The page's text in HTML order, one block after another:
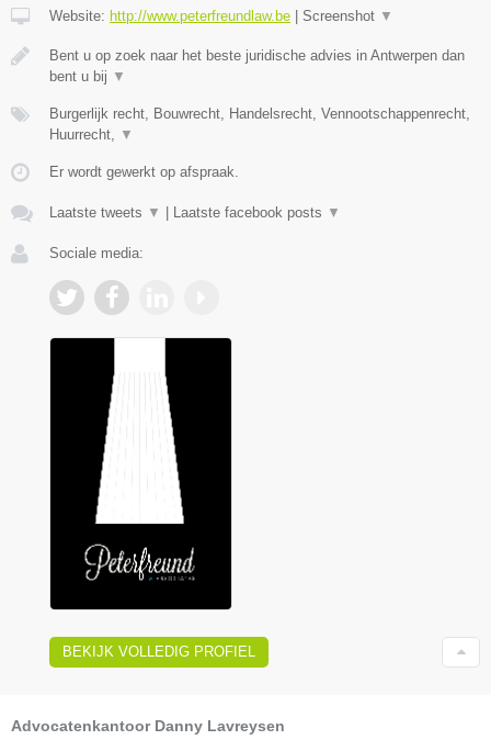
Website: http://www.peterfreundlaw.be Screenshot ▼
Bent u op zoek naar het beste juridische advies in Antwerpen dan
bent u bij ▼
Burgerlijk recht, Bouwrecht, Handelsrecht, Vennootschappenrecht,
Huurrecht,
▼
Er wordt gewerkt op afspraak.
Laatste tweets ▼ Laatste facebook posts ▼
Sociale media:
BEKIJK VOLLEDIG PROFIEL
Advocatenkantoor Danny Lavreysen